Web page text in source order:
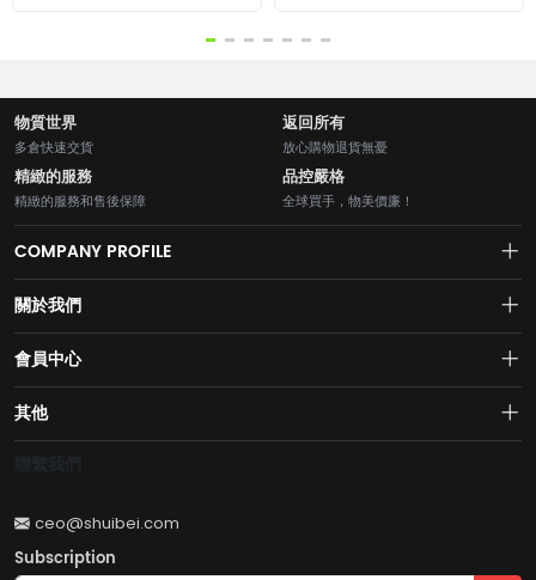
物質世界
多倉快速交貨
返回所有
放心購物退貨無憂
精緻的服務
精緻的服務和售後保障
品控嚴格
全球買手，物美價廉！
COMPANY PROFILE
球黃金珠寶跨境電商平臺！AI與區塊鏈的完美結合的【水貝幣$SB】引領
全球黃金珠寶穩定幣RWA新紀元！
關於我們
About us
Join us
Privacy policy
會員中心
Account
Order
Brand List
其他
Terms of use
Become a seller
ceo@shuibei.com
Subscription